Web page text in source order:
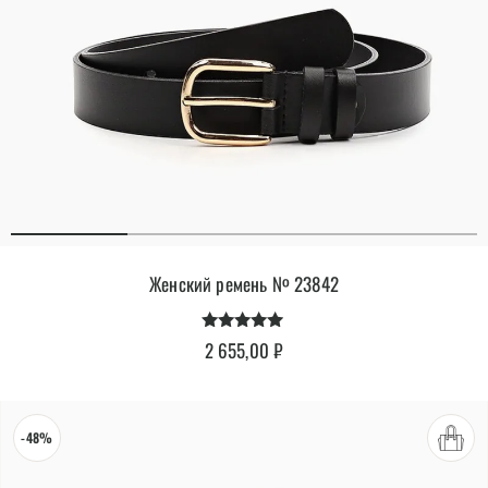
Женский ремень № 23842
Оценка
4.76
2 655,00₽
-48%